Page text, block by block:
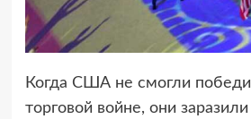
Когда США не смогли
торговой войне, они